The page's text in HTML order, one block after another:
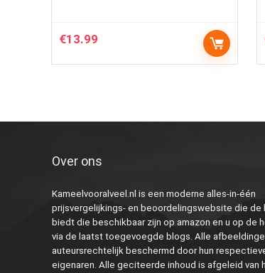
€13.99
Over ons
Kameelvooralveel.nl is een moderne alles-in-één
prijsvergelijkings- en beoordelingswebsite die de
biedt die beschikbaar zijn op amazon en u op de
via de laatst toegevoegde blogs. Alle
auteursrechtelijk beschermd door hun
eigenaren. Alle geciteerde inhoud is afgeleid van